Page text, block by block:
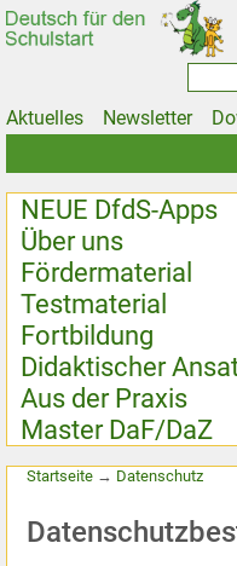
Aktuelles Newsletter
NEUE DfdS-Apps
Über uns
Fördermaterial
Testmaterial
Fortbildung
Didaktischer
Aus der Praxis
Master DaF/DaZ
Startseite → Datenschutz